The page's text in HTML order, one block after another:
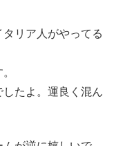
リア人がやってる
たよ。運良く混ん